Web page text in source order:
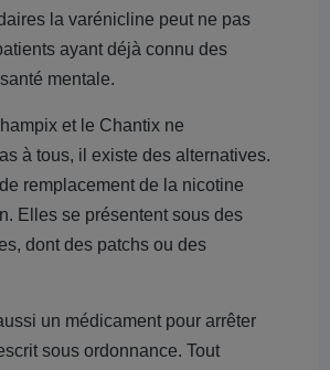
la varénicline peut ne pas
ayant déjà connu des
mentale.
et le Chantix ne
à tous, il existe des alternatives.
remplacement de la nicotine
Elles se présentent sous des
dont des patchs ou des
un médicament pour arrêter
sous ordonnance. Tout